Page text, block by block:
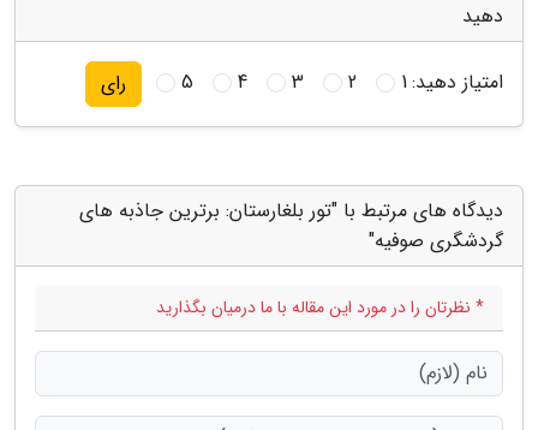
دهید
امتیاز دهید:1
2
3
4
5 رای
دیدگاه های مرتبط با "تور بلغارستان: برترین جاذبه های
گردشگری صوفیه"
* نظرتان را در مورد این مقاله با ما درمیان بگذارید